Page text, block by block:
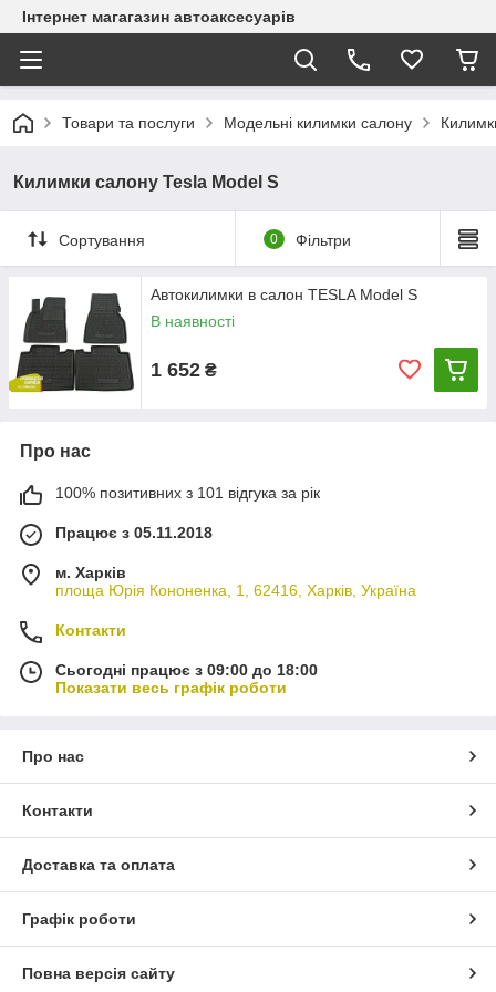
Інтернет магагазин автоаксесуарів
Товари та послуги Модельні килимки салону
Килимки салону Tesla Model S
Сортування 0 Фільтри
Автокилимки в салон TESLA Model S
В наявності
1 652 ₴
Про нас
100% позитивних з 101 відгука за рік
Працює з 05.11.2018
м. Харків
площа Юрія Кононенка, 1, 62416, Харків, Україна
Контакти
Сьогодні працює з 09:00 до 18:00
Показати весь графік роботи
Про нас
Контакти
Доставка та оплата
Графік роботи
Повна версія сайту